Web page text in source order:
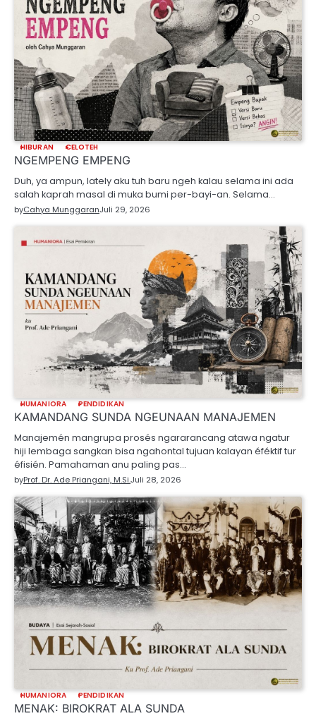
HIBURAN CELOTEH
NGEMPENG EMPENG
Duh, ya ampun, lately aku tuh baru ngeh kalau selama ini ada
salah kaprah masal di muka bumi per-bayi-an. Selama…
byCahya MunggaranJuli 29, 2026
HUMANIORA PENDIDIKAN
KAMANDANG SUNDA NGEUNAAN MANAJEMEN
Manajemén mangrupa prosés ngararancang atawa ngatur
hiji lembaga sangkan bisa ngahontal tujuan kalayan éféktif tur
éfisién. Pamahaman anu paling pas…
byProf. Dr. Ade Priangani, M.Si.Juli 28, 2026
HUMANIORA PENDIDIKAN
MENAK: BIROKRAT ALA SUNDA